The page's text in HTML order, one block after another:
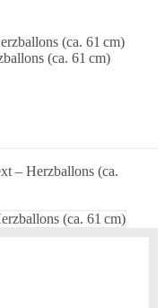
(ca. 61 cm)